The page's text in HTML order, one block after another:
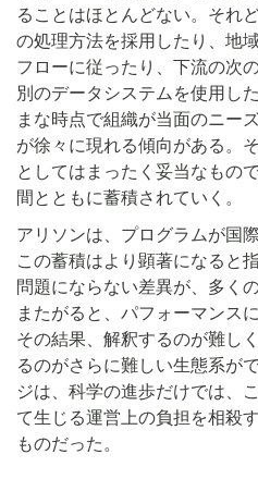
ることはほとんどない。それ
の処理方法を採用したり、地
フローに従ったり、下流の次
別のデータシステムを使用し
まな時点で組織が当面のニー
が徐々に現れる傾向がある。
としてはまったく妥当なもの
間とともに蓄積されていく。
アリソンは、プログラムが国
この蓄積はより顕著になると
問題にならない差異が、多く
またがると、パフォーマンス
その結果、解釈するのが難し
るのがさらに難しい生態系が
ジは、科学の進歩だけでは、
て生じる運営上の負担を相殺
ものだった。